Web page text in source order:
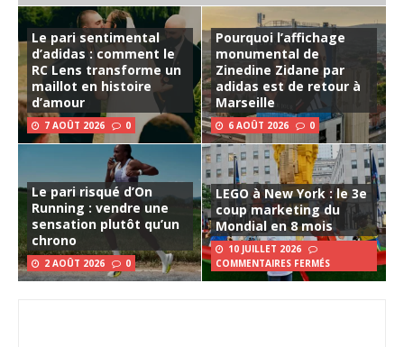
Le pari sentimental
d’adidas : comment le
RC Lens transforme un
maillot en histoire
d’amour
7 AOÛT 2026 0
Pourquoi l’affichage
monumental de
Zinedine Zidane par
adidas est de retour à
Marseille
6 AOÛT 2026 0
Le pari risqué d’On
Running : vendre une
sensation plutôt qu’un
chrono
2 AOÛT 2026 0
LEGO à New York : le 3e
coup marketing du
Mondial en 8 mois
10 JUILLET 2026
COMMENTAIRES FERMÉS